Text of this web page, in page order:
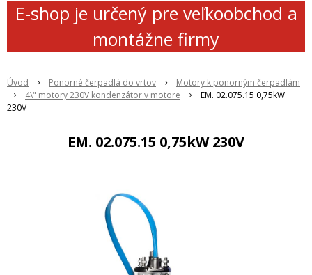
E-shop je určený pre veľkoobchod a
montážne firmy
Úvod Ponorné čerpadlá do vrtov
Motory k ponorným čerpadlám
4\" motory 230V kondenzátor v motore
EM. 02.075.15 0,75kW
230V
EM. 02.075.15 0,75kW 230V